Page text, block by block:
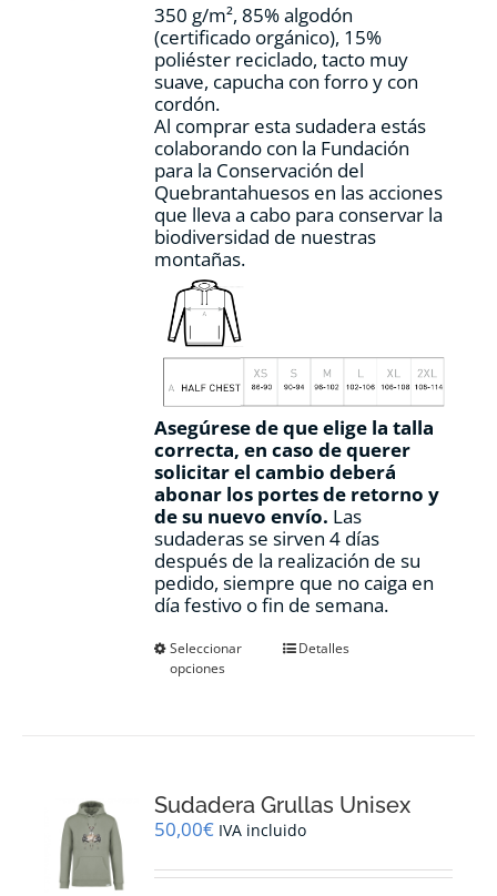
350 g/m², 85% algodón
(certificado orgánico), 15%
poliéster reciclado, tacto muy
suave, capucha con forro y con
cordón.
Al comprar esta sudadera estás
colaborando con la Fundación
para la Conservación del
Quebrantahuesos en las acciones
que lleva a cabo para conservar la
biodiversidad de nuestras
montañas.
Asegúrese de que elige la talla
correcta, en caso de querer
solicitar el cambio deberá
abonar los portes de retorno y
de su nuevo envío. Las
sudaderas se sirven 4 días
después de la realización de su
pedido, siempre que no caiga en
día festivo o fin de semana.
Seleccionar
opciones
Este
se
pueden
en
Detalles
Sudadera Grullas Unisex
50,00€ IVA incluido